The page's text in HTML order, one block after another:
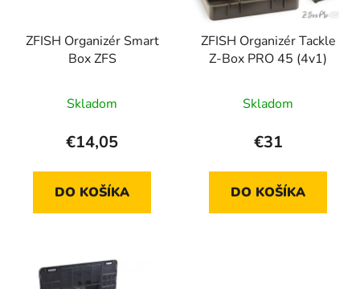
ZFISH Organizér Smart
Box ZFS
Skladom
€14,05
DO KOŠÍKA
ZFISH Organizér Tackle
Z-Box PRO 45 (4v1)
Skladom
€31
DO KOŠÍKA